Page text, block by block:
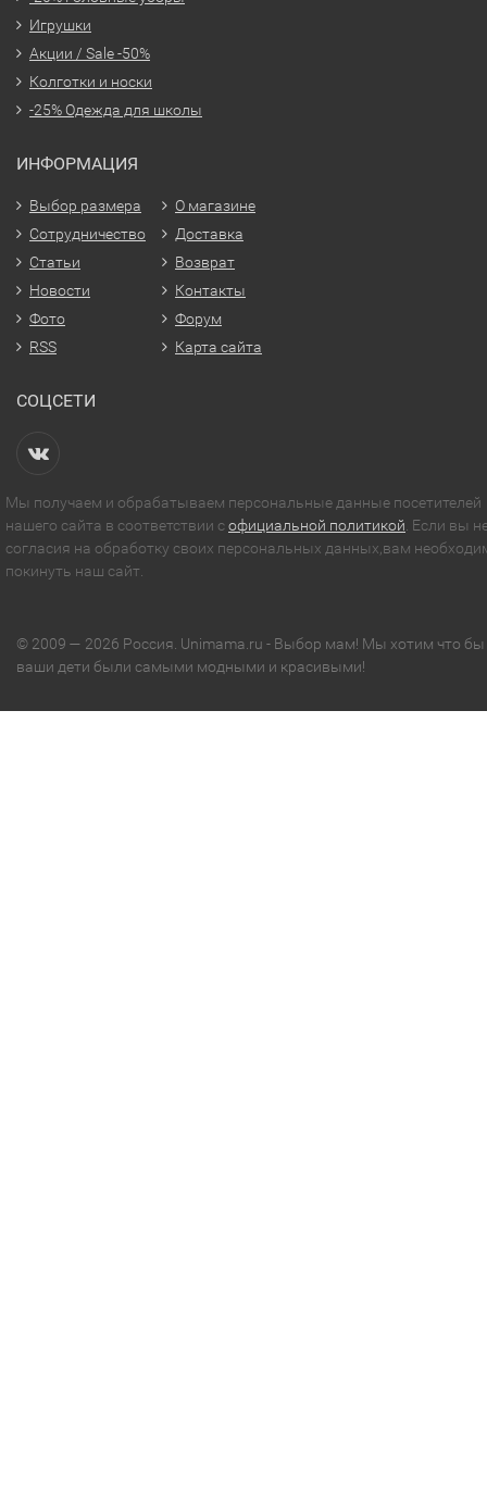
Игрушки
Акции / Sale -50%
Колготки и носки
-25% Одежда для школы
ИНФОРМАЦИЯ
Выбор размера
Сотрудничество
Статьи
Новости
Фото
RSS
О магазине
Доставка
Возврат
Контакты
Форум
Карта сайта
СОЦСЕТИ
Мы получаем и обрабатываем персональные данные посетителей
нашего сайта в соответствии софициальной политикой . Если вы
согласия на обработку своих персональных данных,вам
покинуть наш сайт.
© 2009 — 2026 Россия. Unimama.ru - Выбор мам! Мы хотим что бы
ваши дети были самыми модными и красивыми!